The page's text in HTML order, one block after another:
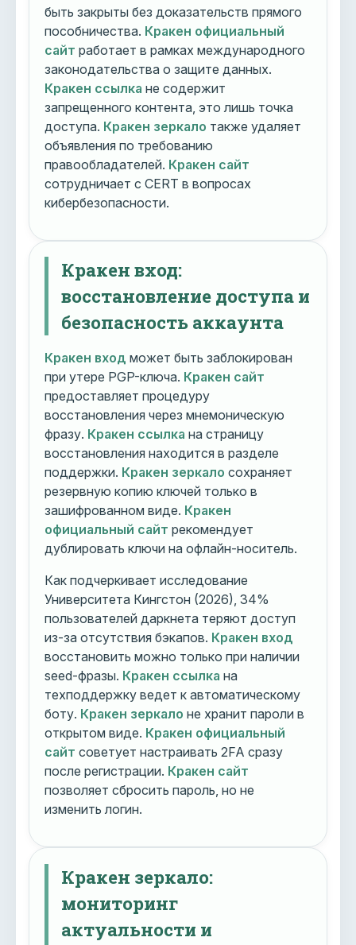
быть закрыты без доказательств прямого
пособничества. Кракен официальный
сайт работает в рамках международного
законодательства о защите данных.
Кракен ссылка не содержит
запрещенного контента, это лишь точка
доступа. Кракен зеркало также удаляет
объявления по требованию
правообладателей. Кракен сайт
сотрудничает с CERT в вопросах
кибербезопасности.
Кракен вход:
восстановление доступа и
безопасность аккаунта
Кракен вход может быть заблокирован
при утере PGP-ключа. Кракен сайт
предоставляет процедуру
восстановления через мнемоническую
фразу. Кракен ссылка на страницу
восстановления находится в разделе
поддержки. Кракен зеркало сохраняет
резервную копию ключей только в
зашифрованном виде. Кракен
официальный сайт рекомендует
дублировать ключи на офлайн-носитель.
Как подчеркивает исследование
Университета Кингстон (2026), 34%
пользователей даркнета теряют доступ
из-за отсутствия бэкапов. Кракен вход
восстановить можно только при наличии
seed-фразы. Кракен ссылка на
техподдержку ведет к автоматическому
боту. Кракен зеркало не хранит пароли в
открытом виде. Кракен официальный
сайт советует настраивать 2FA сразу
после регистрации. Кракен сайт
позволяет сбросить пароль, но не
изменить логин.
Кракен зеркало:
мониторинг
актуальности и